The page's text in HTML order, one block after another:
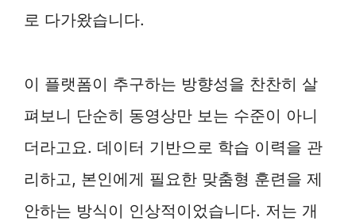
로 다가왔습니다.
이 플랫폼이 추구하는 방향성을 찬찬히 살
펴보니 단순히 동영상만 보는 수준이 아니
더라고요. 데이터 기반으로 학습 이력을 관
리하고, 본인에게 필요한 맞춤형 훈련을 제
안하는 방식이 인상적이었습니다. 저는 개